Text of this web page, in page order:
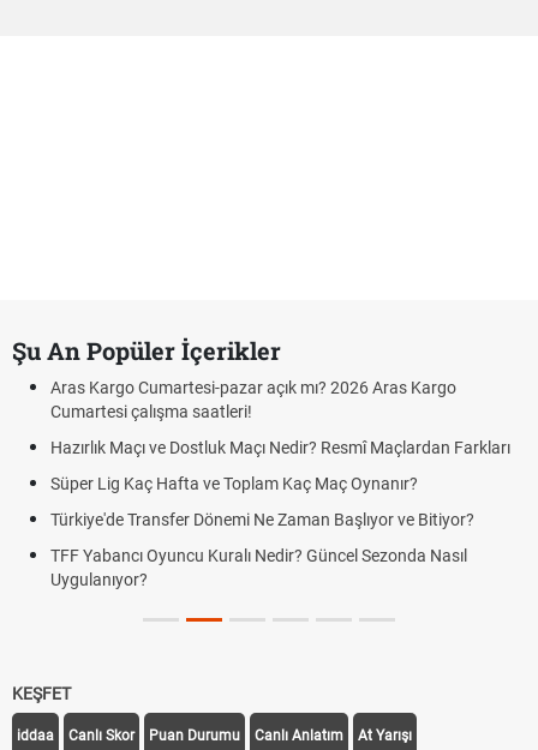
Şu An Popüler İçerikler
Aras Kargo Cumartesi-pazar açık mı? 2026 Aras Kargo
Cumartesi çalışma saatleri!
Hazırlık Maçı ve Dostluk Maçı Nedir? Resmî Maçlardan Farkları
Süper Lig Kaç Hafta ve Toplam Kaç Maç Oynanır?
Türkiye'de Transfer Dönemi Ne Zaman Başlıyor ve Bitiyor?
TFF Yabancı Oyuncu Kuralı Nedir? Güncel Sezonda Nasıl
Uygulanıyor?
KEŞFET
iddaa Canlı Skor Puan Durumu Canlı Anlatım At Yarışı